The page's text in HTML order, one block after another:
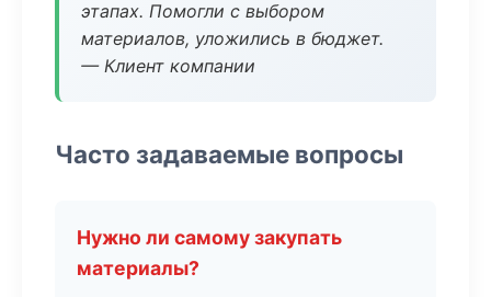
этапах. Помогли с выбором
материалов, уложились в бюджет.
— Клиент компании
Часто задаваемые вопросы
Нужно ли самому закупать
материалы?